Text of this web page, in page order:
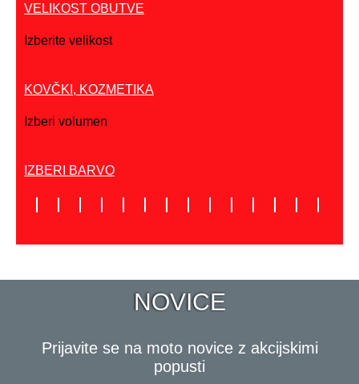
VELIKOST OBUTVE
Izberite velikost
KOVČKI, KOZMETIKA
Izberi volumen
IZBERI BARVO
NOVICE
Prijavite se na moto novice z akcijskimi
popusti